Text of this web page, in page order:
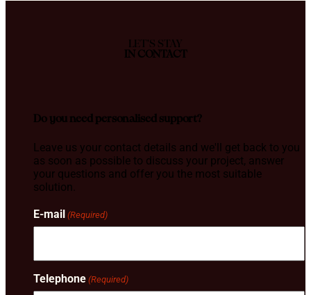
LET'S STAY
IN CONTACT
Do you need personalised support?
Leave us your contact details and we'll get back to you
as soon as possible to discuss your project, answer
your questions and offer you the most suitable
solution.
E-mail (Required)
Telephone (Required)